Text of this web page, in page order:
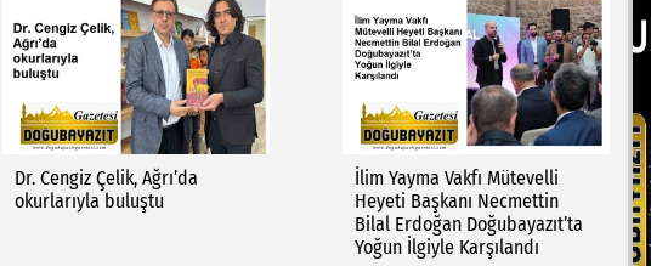
Dr. Cengiz Çelik, Ağrı’da
okurlarıyla buluştu
İlim Yayma Vakfı Mütevelli
Heyeti Başkanı Necmettin
Bilal Erdoğan Doğubayazıt’ta
Yoğun İlgiyle Karşılandı